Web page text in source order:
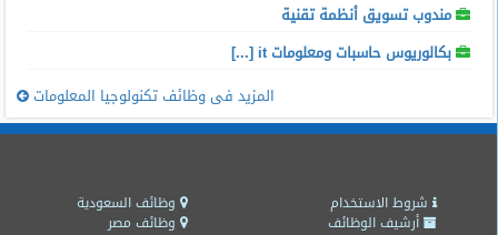
مندوب تسويق أنظمة تقنية
بكالوريوس حاسبات ومعلومات it [...]
المزيد فى وظائف تكنولوجيا المعلومات
وظائف السعودية
وظائف مصر
شروط الاستخدام
أرشيف الوظائف